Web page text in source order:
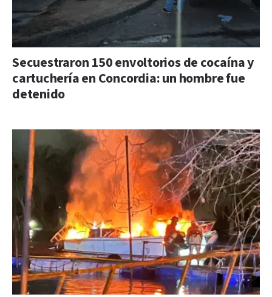
Secuestraron 150 envoltorios de cocaína y
cartuchería en Concordia: un hombre fue
detenido